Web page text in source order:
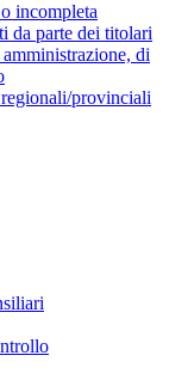
incompleta
da parte dei titolari
di
provinciali